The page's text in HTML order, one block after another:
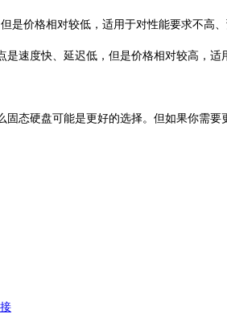
价格相对较低，适用于对性能要求不高、
速度快、延迟低，但是价格相对较高，适
态硬盘可能是更好的选择。但如果你需